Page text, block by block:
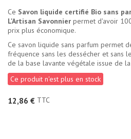
Ce Savon liquide certifié Bio sans
L'Artisan Savonnier permet d'avoir
prix plus économique.
Ce savon liquide sans parfum permet
fréquence sans les dessécher et sans
de la base lavante végétale issue de
Ce produit n'est plus en stock
12,86 € TTC